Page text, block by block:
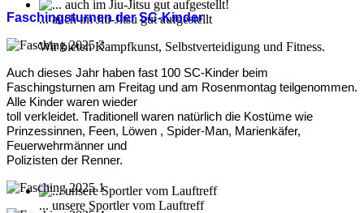
... auch im Jiu-Jitsu gut aufgestellt
Wir bieten Kampfkunst, Selbstverteidigung und Fitness.
... unsere Sportler vom Lauftreff
Faschingsturnen der SC-Kinder
Auch dieses Jahr haben fast 100 SC-Kinder beim
Faschingsturnen am Freitag und am Rosenmontag teilgenommen.
Alle Kinder waren wieder
toll verkleidet. Traditionell waren natürlich die Kostüme wie
Prinzessinnen, Feen, Löwen , Spider-Man, Marienkäfer,
Feuerwehrmänner und
Polizisten der Renner.